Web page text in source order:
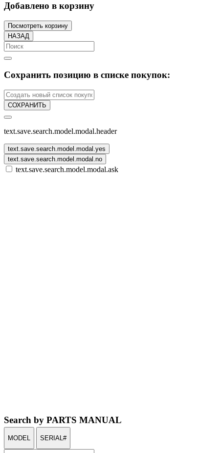
Добавлено в корзину
Посмотреть корзину
НАЗАД
Сохранить позицию в списке покупок:
СОХРАНИТЬ
text.save.search.model.modal.header
text.save.search.model.modal.yes
text.save.search.model.modal.no
text.save.search.model.modal.ask
Search by PARTS MANUAL
MODEL SERIAL#